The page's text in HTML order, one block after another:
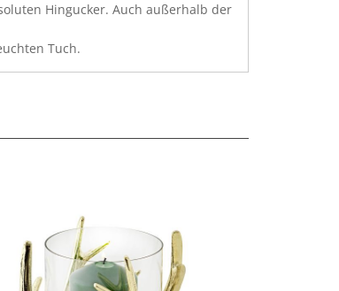
Hingucker. Auch außerhalb der
Tuch.